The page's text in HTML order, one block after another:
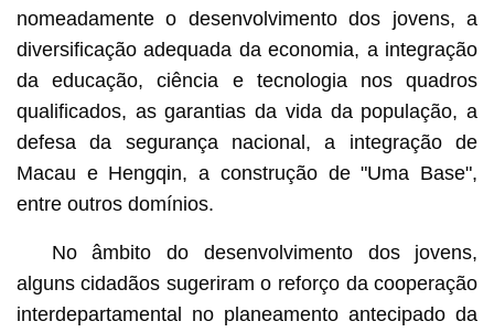
nomeadamente o desenvolvimento dos jovens, a
diversificação adequada da economia, a integração
da educação, ciência e tecnologia nos quadros
qualificados, as garantias da vida da população, a
defesa da segurança nacional, a integração de
Macau e Hengqin, a construção de "Uma Base",
entre outros domínios.
No âmbito do desenvolvimento dos jovens,
alguns cidadãos sugeriram o reforço da cooperação
interdepartamental no planeamento antecipado da